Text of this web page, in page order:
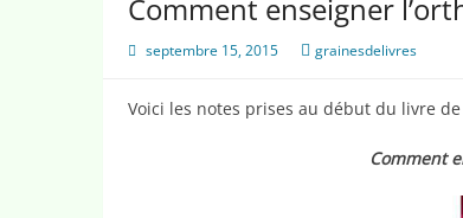
Comment enseigner
septembre 15, 2015 grainesdelivres
Voici les notes prises au début du livre de
Comment